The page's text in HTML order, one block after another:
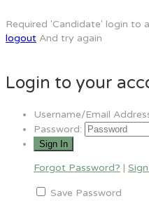
Required 'Candidate' login to
logout And try again
Login to your
Username/Email
Password:
Forgot Password? |
Save Password